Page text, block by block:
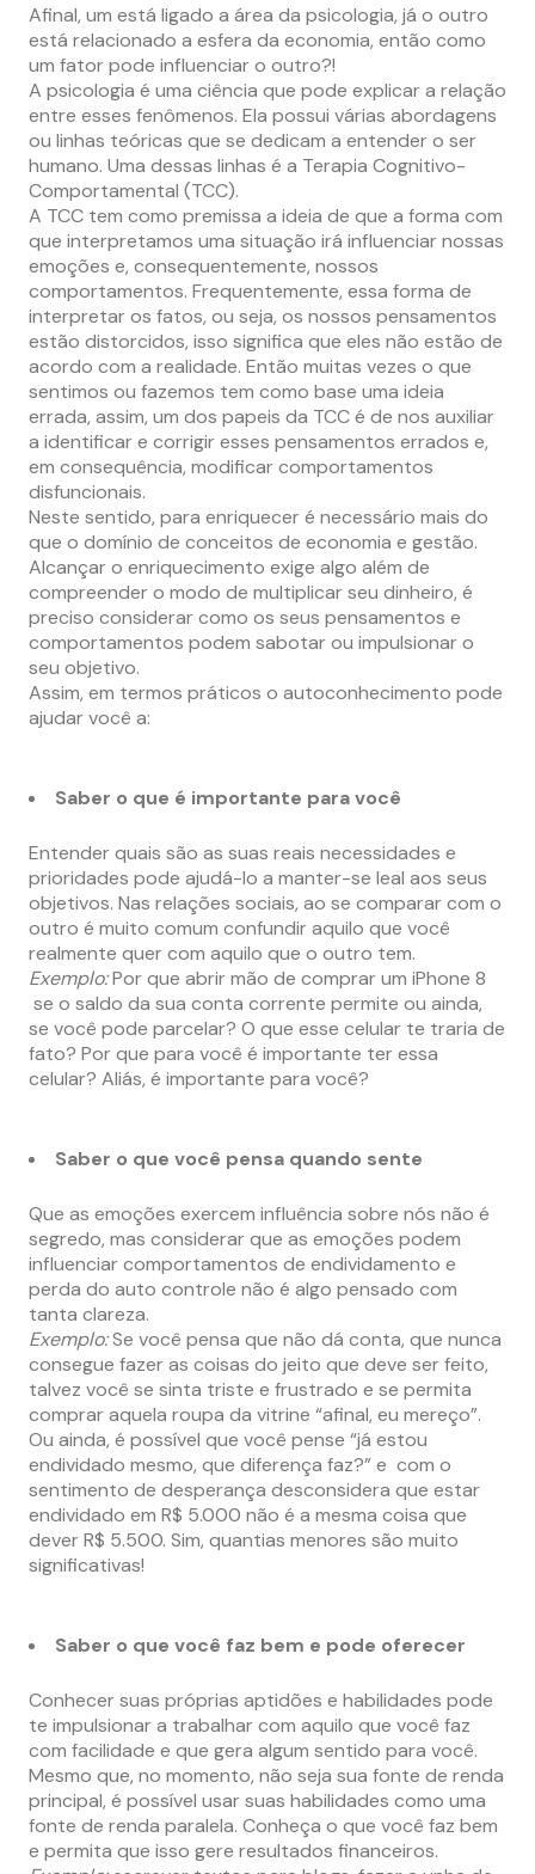
Afinal, um está ligado a área da psicologia, já o outro
está relacionado a esfera da economia, então como
um fator pode influenciar o outro?!
A psicologia é uma ciência que pode explicar a relação
entre esses fenômenos. Ela possui várias abordagens
ou linhas teóricas que se dedicam a entender o ser
humano. Uma dessas linhas é a Terapia Cognitivo-
Comportamental (TCC).
A TCC tem como premissa a ideia de que a forma com
que interpretamos uma situação irá influenciar nossas
emoções e, consequentemente, nossos
comportamentos. Frequentemente, essa forma de
interpretar os fatos, ou seja, os nossos pensamentos
estão distorcidos, isso significa que eles não estão de
acordo com a realidade. Então muitas vezes o que
sentimos ou fazemos tem como base uma ideia
errada, assim, um dos papeis da TCC é de nos auxiliar
a identificar e corrigir esses pensamentos errados e,
em consequência, modificar comportamentos
disfuncionais.
Neste sentido, para enriquecer é necessário mais do
que o domínio de conceitos de economia e gestão.
Alcançar o enriquecimento exige algo além de
compreender o modo de multiplicar seu dinheiro, é
preciso considerar como os seus pensamentos e
comportamentos podem sabotar ou impulsionar o
seu objetivo.
Assim, em termos práticos o autoconhecimento pode
ajudar você a:
Saber o que é importante para você
Entender quais são as suas reais necessidades e
prioridades pode ajudá-lo a manter-se leal aos seus
objetivos. Nas relações sociais, ao se comparar com o
outro é muito comum confundir aquilo que você
realmente quer com aquilo que o outro tem.
Exemplo:Por que abrir mão de comprar um iPhone 8
se o saldo da sua conta corrente permite ou ainda,
se você pode parcelar? O que esse celular te traria de
fato? Por que para você é importante ter essa
celular? Aliás, é importante para você?
Saber o que você pensa quando sente
Que as emoções exercem influência sobre nós não é
segredo, mas considerar que as emoções podem
influenciar comportamentos de endividamento e
perda do auto controle não é algo pensado com
tanta clareza.
Exemplo:Se você pensa que não dá conta, que nunca
consegue fazer as coisas do jeito que deve ser feito,
talvez você se sinta triste e frustrado e se permita
comprar aquela roupa da vitrine “afinal, eu mereço”.
Ou ainda, é possível que você pense “já estou
endividado mesmo, que diferença faz?” e com o
sentimento de desperança desconsidera que estar
endividado em R$ 5.000 não é a mesma coisa que
dever R$ 5.500. Sim, quantias menores são muito
significativas!
Saber o que você faz bem e pode oferecer
Conhecer suas próprias aptidões e habilidades pode
te impulsionar a trabalhar com aquilo que você faz
com facilidade e que gera algum sentido para você.
Mesmo que, no momento, não seja sua fonte de renda
principal, é possível usar suas habilidades como uma
fonte de renda paralela. Conheça o que você faz bem
e permita que isso gere resultados financeiros.